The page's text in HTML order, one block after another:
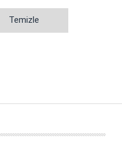
Temizle